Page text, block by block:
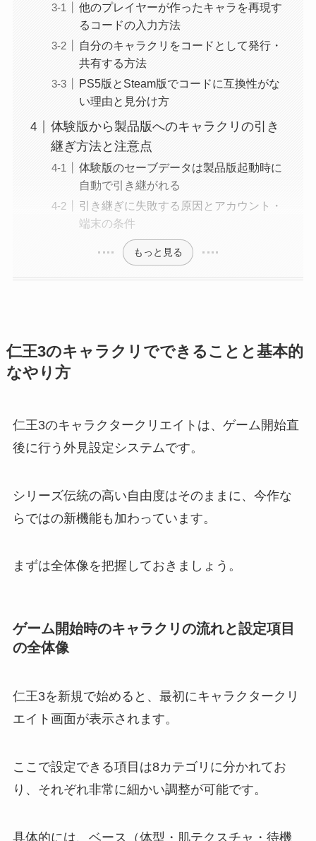
他のプレイヤーが作ったキャラを再現す
るコードの入力方法
自分のキャラクリをコードとして発行・
共有する方法
PS5版とSteam版でコードに互換性がな
い理由と見分け方
体験版から製品版へのキャラクリの引き
継ぎ方法と注意点
体験版のセーブデータは製品版起動時に
自動で引き継がれる
引き継ぎに失敗する原因とアカウント・
端末の条件
もっと見る
仁王3のキャラクリでできることと基本的
なやり方
仁王3のキャラクタークリエイトは、ゲーム開始直
後に行う外見設定システムです。
シリーズ伝統の高い自由度はそのままに、今作な
らではの新機能も加わっています。
まずは全体像を把握しておきましょう。
ゲーム開始時のキャラクリの流れと設定項目
の全体像
仁王3を新規で始めると、最初にキャラクタークリ
エイト画面が表示されます。
ここで設定できる項目は8カテゴリに分かれてお
り、それぞれ非常に細かい調整が可能です。
具体的には、ベース（体型・肌テクスチャ・待機